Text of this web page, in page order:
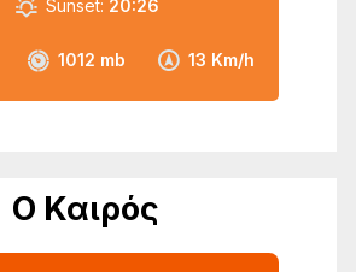
1012 mb 13 Km/h
Sunset: 20:26
Ο Καιρός